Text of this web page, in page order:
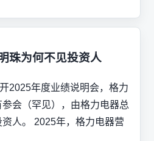
珠为何不见投资人
2025年度业绩说明会，格力
会（罕见），由格力电器总
人。 2025年，格力电器营